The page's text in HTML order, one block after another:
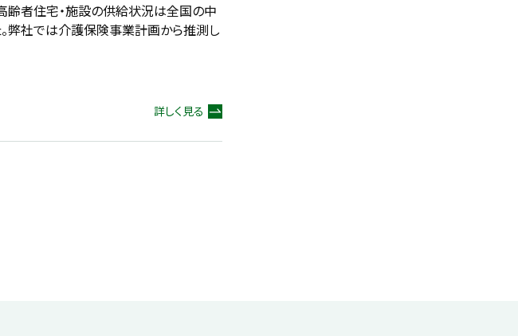
齢者住宅・施設の供給状況は全国の中
弊社では介護保険事業計画から推測し
詳しく見る